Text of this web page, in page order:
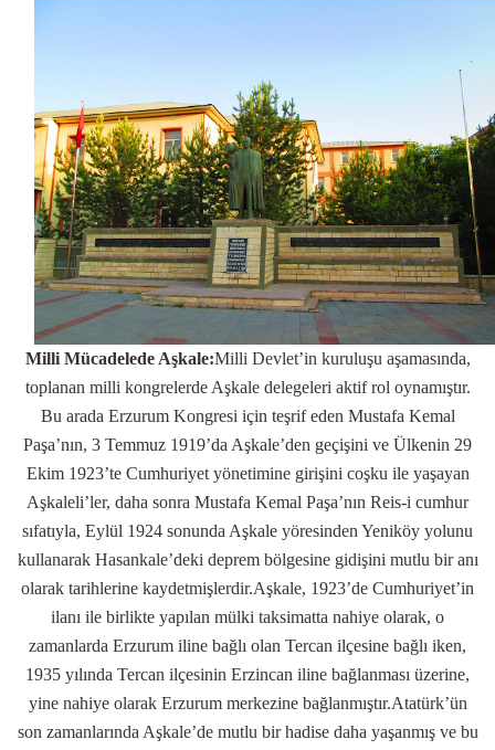
Milli Mücadelede Aşkale:Milli Devlet’in kuruluşu aşamasında,
toplanan milli kongrelerde Aşkale delegeleri aktif rol oynamıştır.
Bu arada Erzurum Kongresi için teşrif eden Mustafa Kemal
Paşa’nın, 3 Temmuz 1919’da Aşkale’den geçişini ve Ülkenin 29
Ekim 1923’te Cumhuriyet yönetimine girişini coşku ile yaşayan
Aşkaleli’ler, daha sonra Mustafa Kemal Paşa’nın Reis-i cumhur
sıfatıyla, Eylül 1924 sonunda Aşkale yöresinden Yeniköy yolunu
kullanarak Hasankale’deki deprem bölgesine gidişini mutlu bir anı
olarak tarihlerine kaydetmişlerdir.Aşkale, 1923’de Cumhuriyet’in
ilanı ile birlikte yapılan mülki taksimatta nahiye olarak, o
zamanlarda Erzurum iline bağlı olan Tercan ilçesine bağlı iken,
1935 yılında Tercan ilçesinin Erzincan iline bağlanması üzerine,
yine nahiye olarak Erzurum merkezine bağlanmıştır.Atatürk’ün
son zamanlarında Aşkale’de mutlu bir hadise daha yaşanmış ve bu